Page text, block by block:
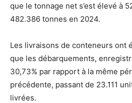
que le tonnage net s’est élevé à
482.386 tonnes en 2024.
Les livraisons de conteneurs ont
que les débarquements,
30,73% par rapport à la même
précédente, passant de 23.111
livrées.